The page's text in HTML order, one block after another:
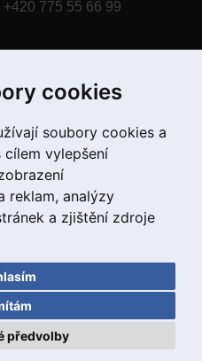
cookies
soubory cookies a
vylepšení
reklam, analýzy
a zjištění zdroje
předvolby
+420 775 55 66 99
Všechna práva vyhrazena.
by